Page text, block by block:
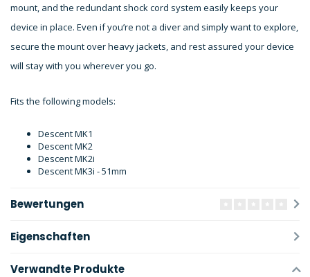
mount, and the redundant shock cord system easily keeps your
device in place. Even if you’re not a diver and simply want to explore,
secure the mount over heavy jackets, and rest assured your device
will stay with you wherever you go.
Fits the following models:
Descent MK1
Descent MK2
Descent MK2i
Descent MK3i - 51mm
Bewertungen
Eigenschaften
Verwandte Produkte